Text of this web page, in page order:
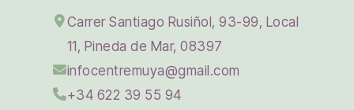
Carrer Santiago Rusiñol, 93-99, Local
11, Pineda de Mar, 08397
infocentremuya@gmail.com
+34 622 39 55 94